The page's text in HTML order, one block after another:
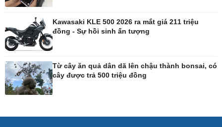
Công nghệ
Tin Công nghệ
Trải nghiệm
Chuyển đổi số
Cây thuốc
Sản phụ khoa
Kawasaki KLE 500 2026 ra mắt giá 211 triệu
đồng - Sự hồi sinh ấn tượng
Từ cây ăn quả dân dã lên chậu thành bonsai, có
cây được trả 500 triệu đồng